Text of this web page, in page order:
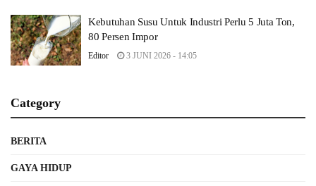
Kebutuhan Susu Untuk Industri Perlu 5 Juta Ton,
80 Persen Impor
Editor 3 JUNI 2026 - 14:05
Category
BERITA
GAYA HIDUP